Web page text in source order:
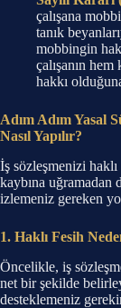
çalışana
tanık
mobbingin
çalışanın
hakkı
Adım Adım Yasal
Nasıl Yapılır?
İş sözleşmenizi
kaybına uğramadan
izlemeniz gereken
1. Haklı Fesih
Öncelikle, iş
net bir şekilde
desteklemeniz